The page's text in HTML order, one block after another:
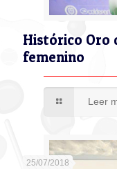
Histórico Oro
femenino
Leer
25/07/2018